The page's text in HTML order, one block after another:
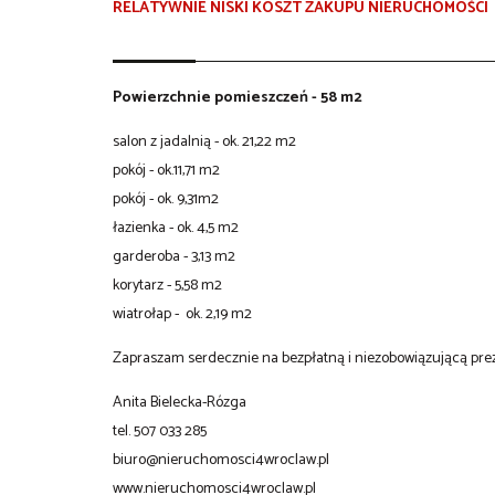
RELATYWNIE NISKI KOSZT ZAKUPU NIERUCHOMOŚCI
Powierzchnie pomieszczeń - 58 m2
salon z jadalnią - ok. 21,22 m2
pokój - ok.11,71 m2
pokój - ok. 9,31m2
łazienka - ok. 4,5 m2
garderoba - 3,13 m2
korytarz - 5,58 m2
wiatrołap - ok. 2,19 m2
Zapraszam serdecznie na bezpłatną i niezobowiązującą
Anita Bielecka-Rózga
tel. 507 033 285
biuro@nieruchomosci4wroclaw.pl
www.nieruchomosci4wroclaw.pl